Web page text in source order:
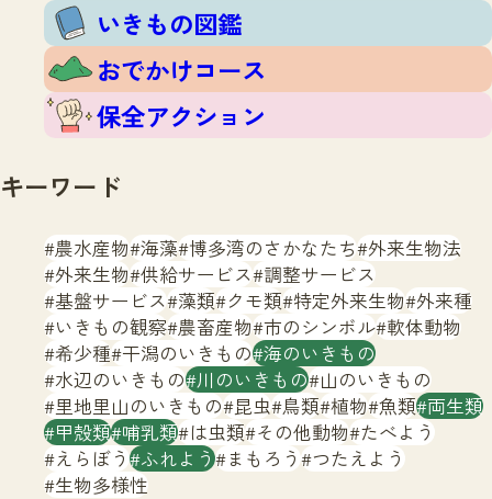
文字サイズ 小 中 大
保全アクション
調査レポートTOP
調査結果
ふくおかいきものマップ
マッチング
マッチングTOP
掲載申し込みフォーム
お問合せ
生物多様性ふくおかウェブセンターとは
サイトマップ
いきもの図鑑
おでかけコース
保全アクション
キーワード
農水産物 海藻 博多湾のさかなたち 外来生物法
外来生物 供給サービス 調整サービス
基盤サービス 藻類 クモ類 特定外来生物 外来種
いきもの観察 農畜産物 市のシンボル 軟体動物
希少種 干潟のいきもの 海のいきもの
水辺のいきもの 川のいきもの 山のいきもの
里地里山のいきもの 昆虫 鳥類 植物 魚類 両生類
甲殻類 哺乳類 は虫類 その他動物 たべよう
えらぼう ふれよう まもろう つたえよう
生物多様性